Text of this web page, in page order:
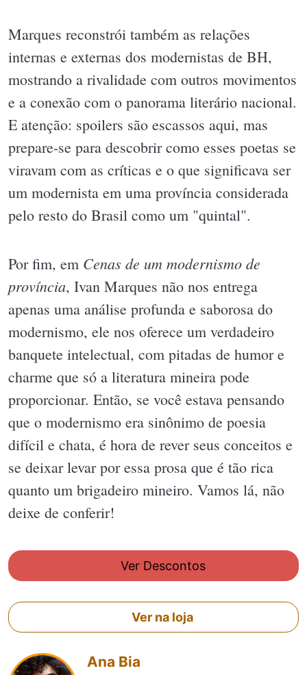
Marques reconstrói também as relações
internas e externas dos modernistas de BH,
mostrando a rivalidade com outros movimentos
e a conexão com o panorama literário nacional.
E atenção: spoilers são escassos aqui, mas
prepare-se para descobrir como esses poetas se
viravam com as críticas e o que significava ser
um modernista em uma província considerada
pelo resto do Brasil como um "quintal".
Por fim, em Cenas de um modernismo de
província, Ivan Marques não nos entrega
apenas uma análise profunda e saborosa do
modernismo, ele nos oferece um verdadeiro
banquete intelectual, com pitadas de humor e
charme que só a literatura mineira pode
proporcionar. Então, se você estava pensando
que o modernismo era sinônimo de poesia
difícil e chata, é hora de rever seus conceitos e
se deixar levar por essa prosa que é tão rica
quanto um brigadeiro mineiro. Vamos lá, não
deixe de conferir!
Ver Descontos
Ver na loja
Ana Bia